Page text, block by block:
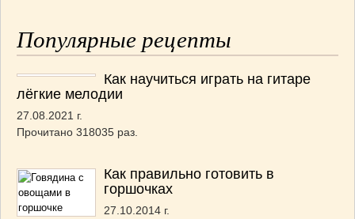
Популярные рецепты
Как научиться играть на гитаре
лёгкие мелодии
27.08.2021 г.
Прочитано 318035 раз.
Как правильно готовить в
горшочках
27.10.2014 г.